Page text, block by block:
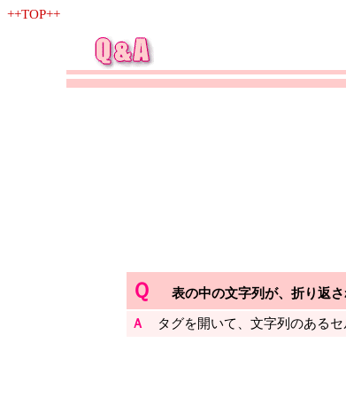
++TOP++
Ｑ 表の中の文字列が、折り返
Ａ タグを開いて、文字列のあるセ